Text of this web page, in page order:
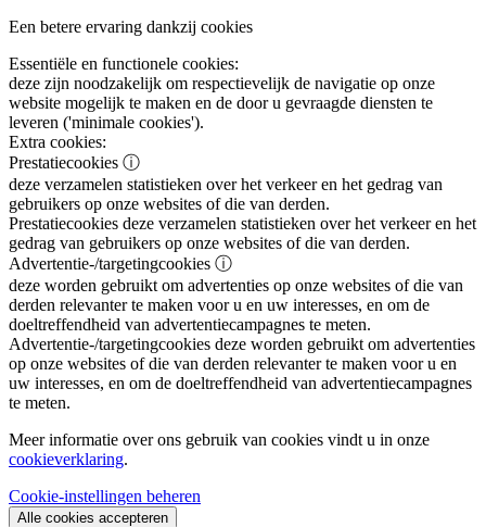
Een betere ervaring dankzij cookies
Essentiële en functionele cookies:
deze zijn noodzakelijk om respectievelijk de navigatie op onze
website mogelijk te maken en de door u gevraagde diensten te
leveren ('minimale cookies').
Extra cookies:
Prestatiecookies ⓘ
deze verzamelen statistieken over het verkeer en het gedrag van
gebruikers op onze websites of die van derden.
Prestatiecookies deze verzamelen statistieken over het verkeer en het
gedrag van gebruikers op onze websites of die van derden.
Advertentie-/targetingcookies ⓘ
deze worden gebruikt om advertenties op onze websites of die van
derden relevanter te maken voor u en uw interesses, en om de
doeltreffendheid van advertentiecampagnes te meten.
Advertentie-/targetingcookies deze worden gebruikt om advertenties
op onze websites of die van derden relevanter te maken voor u en
uw interesses, en om de doeltreffendheid van advertentiecampagnes
te meten.
Meer informatie over ons gebruik van cookies vindt u in onze
cookieverklaring.
Cookie-instellingen beheren
Alle cookies accepteren